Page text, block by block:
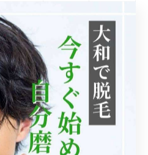
期間 5〜8回
・短期
やや痛
都度
（フラッシュ脱毛）」「医
脱毛」などの方法がありま
痛み、施術回数、コストな